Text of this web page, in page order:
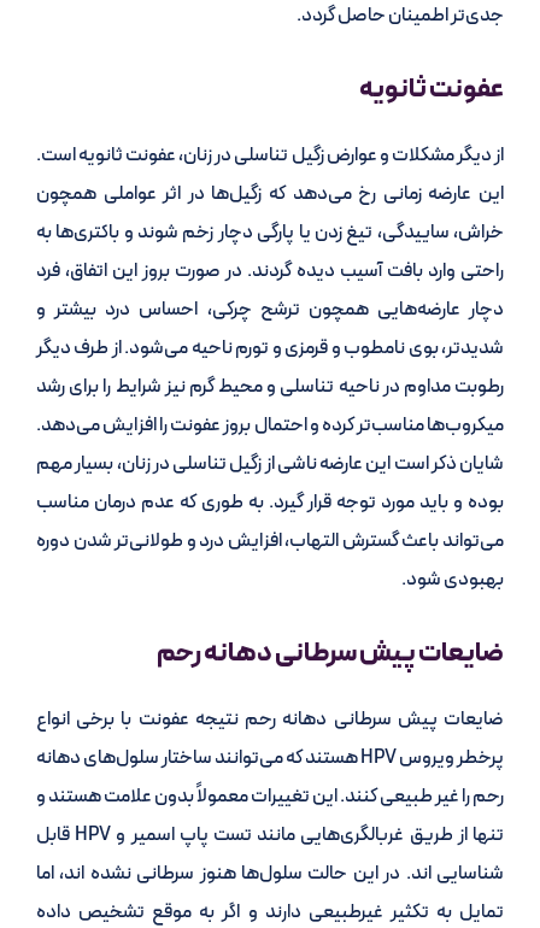
جدی‌تر اطمینان حاصل گردد.
عفونت ثانویه
از دیگر مشکلات و عوارض زگیل تناسلی در زنان، عفونت ثانویه است.
این عارضه زمانی رخ می‌دهد که زگیل‌ها در اثر عواملی همچون
خراش، ساییدگی، تیغ زدن یا پارگی دچار زخم شوند و باکتری‌ها به
راحتی وارد بافت آسیب دیده گردند. در صورت بروز این اتفاق، فرد
دچار عارضه‌هایی همچون ترشح چرکی، احساس درد بیشتر و
شدیدتر، بوی نامطوب و قرمزی و تورم ناحیه می‌شود. از طرف دیگر
رطوبت مداوم در ناحیه تناسلی و محیط گرم نیز شرایط را برای رشد
میکروب‌ها مناسب‌تر کرده و احتمال بروز عفونت را افزایش می‌دهد.
شایان ذکر است این عارضه ناشی از زگیل تناسلی در زنان، بسیار مهم
بوده و باید مورد توجه قرار گیرد. به طوری که عدم درمان مناسب
می‌تواند باعث گسترش التهاب، افزایش درد و طولانی‌تر شدن دوره
بهبودی شود.
ضایعات پیش سرطانی دهانه رحم
ضایعات پیش سرطانی دهانه رحم نتیجه عفونت با برخی انواع
پرخطر ویروس HPV هستند که می‌توانند ساختار سلول‌های دهانه
رحم را غیر طبیعی کنند. این تغییرات معمولاً بدون علامت هستند و
تنها از طریق غربالگری‌هایی مانند تست پاپ اسمیر و HPV قابل
شناسایی اند. در این حالت سلول‌ها هنوز سرطانی نشده اند، اما
تمایل به تکثیر غیرطبیعی دارند و اگر به موقع تشخیص داده